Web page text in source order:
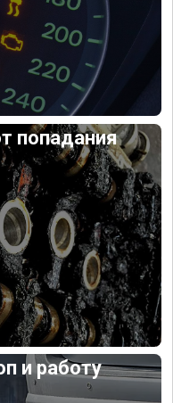
попадания
и работу